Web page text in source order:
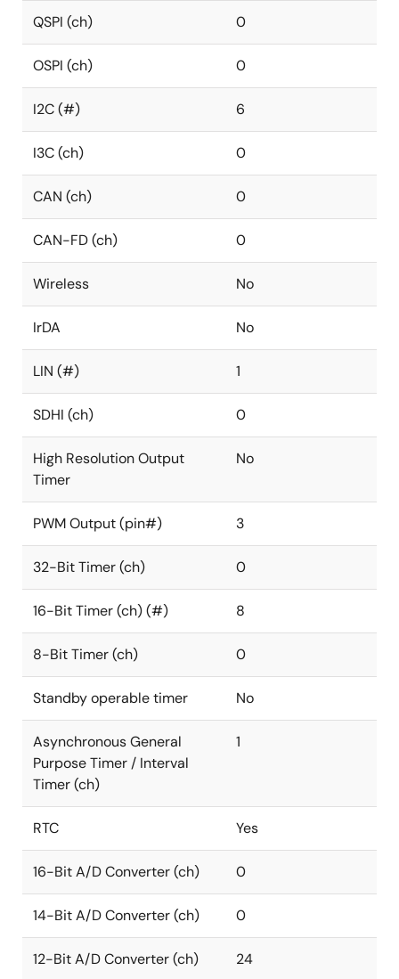
QSPI (ch) 0
OSPI (ch) 0
I2C (#) 6
I3C (ch) 0
CAN (ch) 0
CAN-FD (ch) 0
Wireless No
IrDA No
LIN (#) 1
SDHI (ch) 0
High Resolution Output
Timer
No
PWM Output (pin#) 3
32-Bit Timer (ch) 0
16-Bit Timer (ch) (#) 8
8-Bit Timer (ch) 0
Standby operable timer No
Asynchronous General
Purpose Timer / Interval
Timer (ch)
1
RTC Yes
16-Bit A/D Converter (ch) 0
14-Bit A/D Converter (ch) 0
12-Bit A/D Converter (ch) 24